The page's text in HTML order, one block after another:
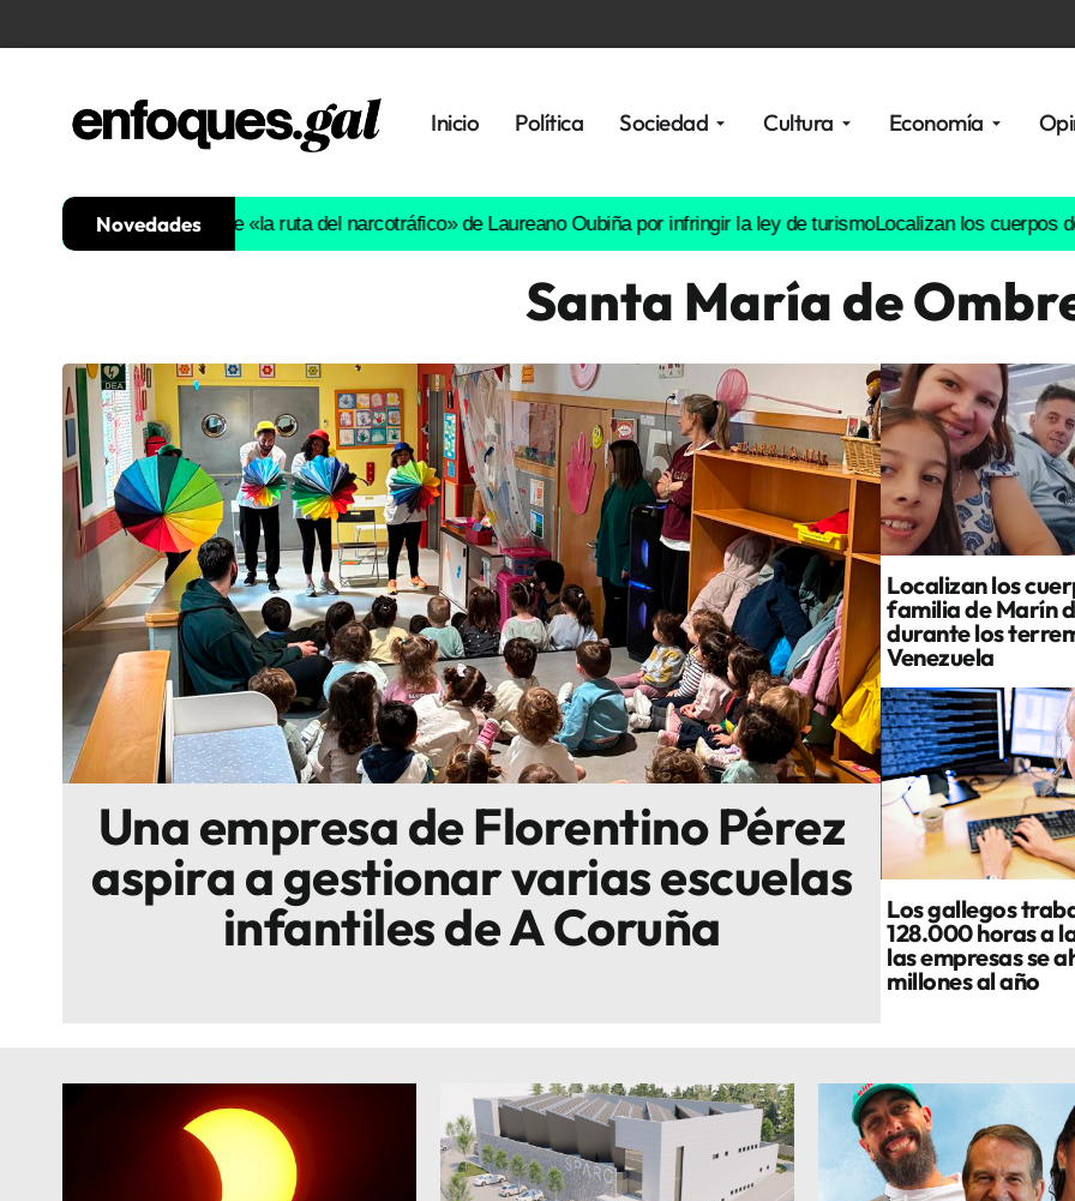
Inicio Política Sociedad Cultura Economía
Histórica
Gastronomía
Escenarios
Sostenibilidad
Innova
Novedades
La Xunta prohíbe «la ruta del narcotráfico» de Laureano Oubiña por infringir la ley de turismoLocalizan los cuerpos de la
Santa María de
Una empresa de Florentino Pérez
aspira a gestionar varias escuelas
infantiles de A Coruña
Localizan los
familia de Marín
durante los
Venezuela
Los gallegos
128.000 horas a
las empresas se
millones al año